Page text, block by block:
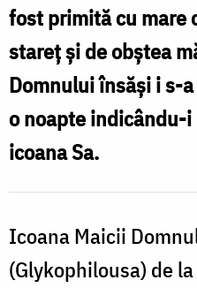
fost primită cu mare
stareț și de obștea
Domnului însăși i s-
o noapte indicându-
icoana Sa.
Icoana Maicii
(Glykophilousa) de la